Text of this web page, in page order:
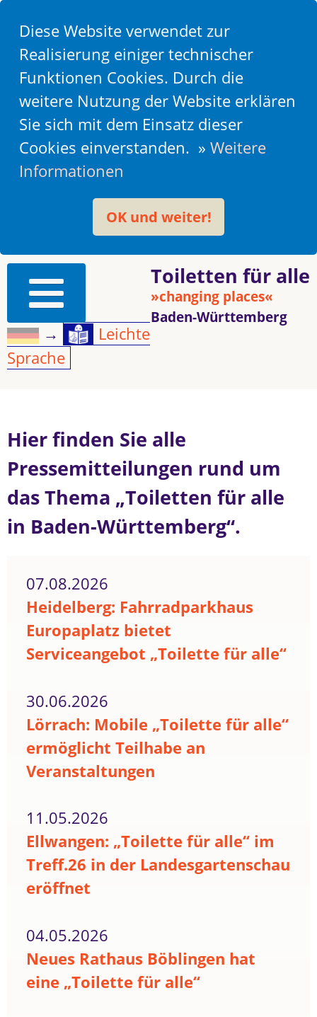
Diese Website verwendet zur
Realisierung einiger technischer
Funktionen Cookies. Durch die
weitere Nutzung der Website erklären
Sie sich mit dem Einsatz dieser
Cookies einverstanden. » Weitere
Informationen
OK und weiter!
Toiletten für alle
»changing places«
Baden-Württemberg
→
Leichte
Sprache
Hier finden Sie alle
Pressemitteilungen rund um
das Thema „Toiletten für alle
in Baden-Württemberg“.
07.08.2026
Heidelberg: Fahrradparkhaus
Europaplatz bietet
Serviceangebot „Toilette für alle“
30.06.2026
Lörrach: Mobile „Toilette für alle“
ermöglicht Teilhabe an
Veranstaltungen
11.05.2026
Ellwangen: „Toilette für alle“ im
Treff.26 in der Landesgartenschau
eröffnet
04.05.2026
Neues Rathaus Böblingen hat
eine „Toilette für alle“